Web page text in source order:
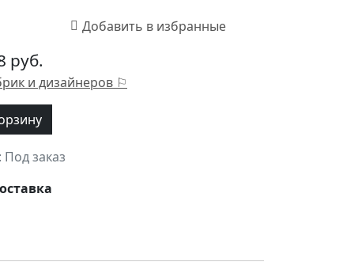
руб.
и дизайнеров ⚐
заказ